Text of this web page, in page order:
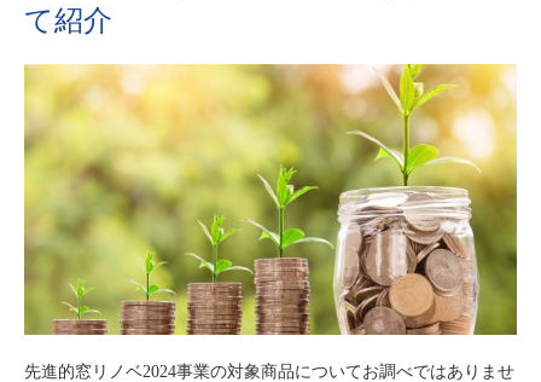
て紹介
先進的窓リノベ2024事業の対象商品についてお調べではありませ